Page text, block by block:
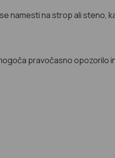
namesti na strop ali steno,
pravočasno opozorilo